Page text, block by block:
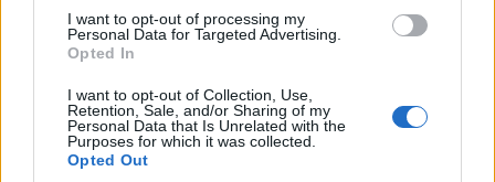
I want to opt-out of processing my
Personal Data for Targeted Advertising.
Opted In
I want to opt-out of Collection, Use,
Retention, Sale, and/or Sharing of my
Personal Data that Is Unrelated with the
Purposes for which it was collected.
Opted Out
Biztonság| 2025.02.11 13:13
egy walesi szeméttelepen
Tech| 2025.02.11 11:10